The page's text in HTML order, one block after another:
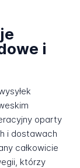
i
oparty
i dostawach
całkowicie
którzy